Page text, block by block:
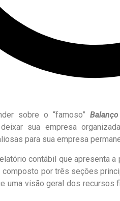
sobre o “famoso”
sua empresa
para sua empresa
contábil que apresenta
composto por três seções
uma visão geral dos recursos